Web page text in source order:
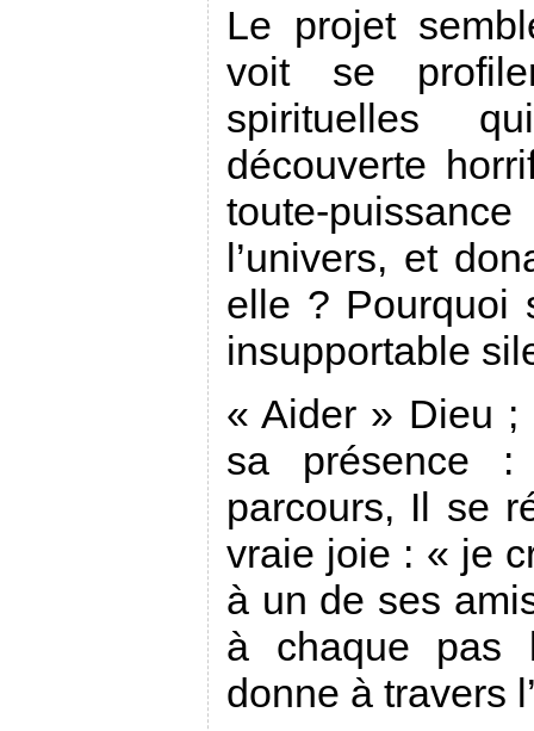
Le projet
voit se
spirituelles
découverte
toute-
l’univers, et
elle ? Pourquoi
insupportable
« Aider » Dieu
sa présence
parcours, Il se
vraie joie : « je
à un de ses
à chaque pas
donne à travers